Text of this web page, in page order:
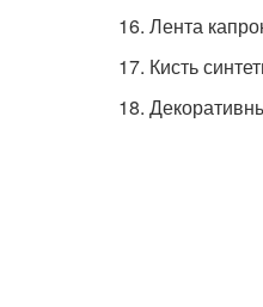
16. Лента
17. Кисть
18.